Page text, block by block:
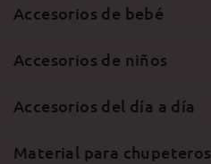
Accesorios de bebé
Accesorios de niños
Accesorios del día a día
Material para chupeteros